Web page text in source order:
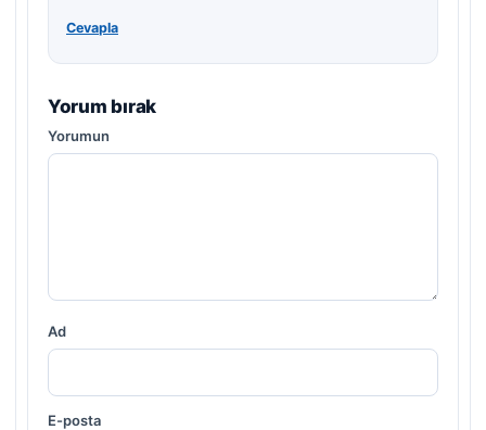
Cevapla
Yorum bırak
Yorumun
Ad
E-posta